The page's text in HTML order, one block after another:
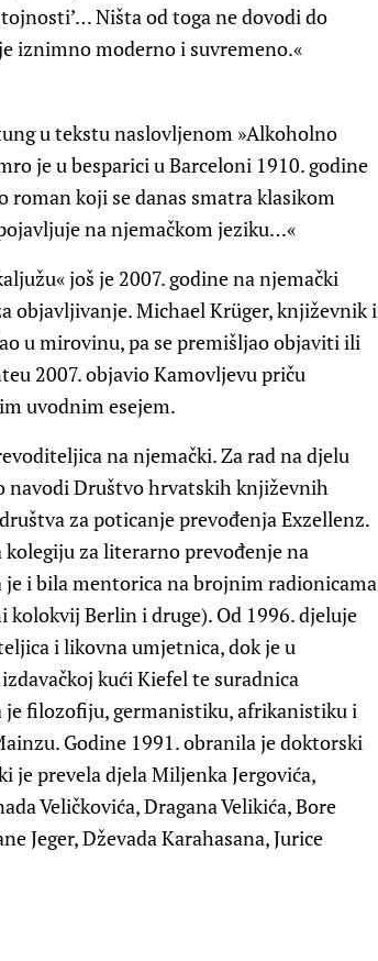
Ništa od toga ne dovodi do
iznimno moderno i suvremeno.«
u tekstu naslovljenom »Alkoholno
je u besparici u Barceloni 1910. godine
roman koji se danas smatra klasikom
na njemačkom jeziku…«
još je 2007. godine na njemački
objavljivanje. Michael Krüger, književnik i
u mirovinu, pa se premišljao objaviti ili
2007. objavio Kamovljevu priču
uvodnim esejem.
na njemački. Za rad na djelu
navodi Društvo hrvatskih književnih
za poticanje prevođenja Exzellenz.
kolegiju za literarno prevođenje na
je i bila mentorica na brojnim radionicama
Berlin i druge). Od 1996. djeluje
i likovna umjetnica, dok je u
kući Kiefel te suradnica
je filozofiju, germanistiku, afrikanistiku i
Godine 1991. obranila je doktorski
je prevela djela Miljenka Jergovića,
Veličkovića, Dragana Velikića, Bore
Jeger, Dževada Karahasana, Jurice